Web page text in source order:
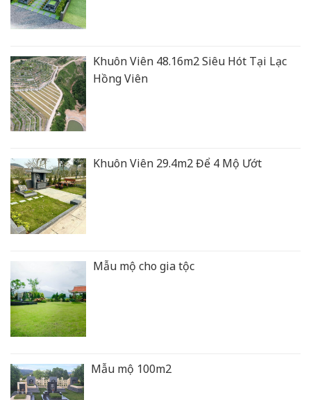
Khuôn Viên 48.16m2 Siêu Hót Tại Lạc
Hồng Viên
Khuôn Viên 29.4m2 Để 4 Mộ Ướt
Mẫu mộ cho gia tộc
Mẫu mộ 100m2